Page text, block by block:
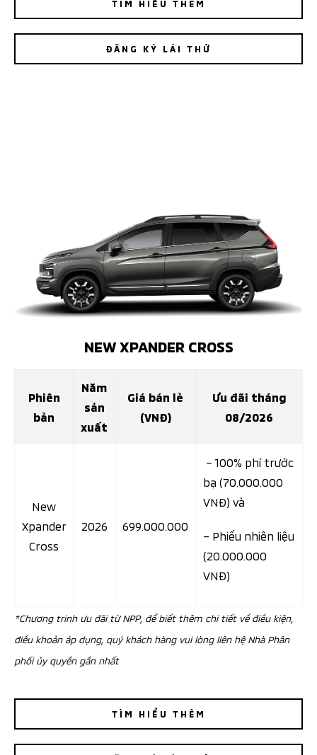
TÌM HIỂU THÊM
ĐĂNG KÝ LÁI THỬ
NEW XPANDER CROSS
Phiên
bản
Năm
sản
xuất
Giá bán lẻ
(VNĐ)
Ưu đãi tháng
08/2026
New
Xpander
Cross
2026 699.000.000
– 100% phí trước
bạ (70.000.000
VNĐ) và
– Phiếu nhiên liệu
(20.000.000
VNĐ)
*Chương trinh ưu đãi từ NPP, để biết thêm chi tiết về điều kiện,
điều khoản áp dụng, quý khách hàng vui lòng liên hệ Nhà Phân
phối ủy quyền gần nhất
TÌM HIỂU THÊM